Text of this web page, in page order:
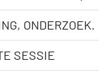
ONDERZOEK.
SESSIE